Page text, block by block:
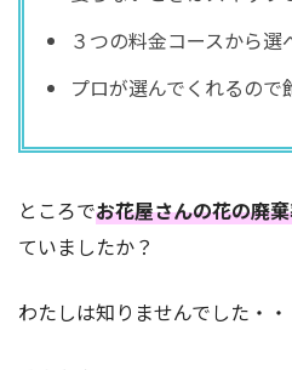
３つの料金コースから選
プロが選んでくれるので
ところでお花屋さんの花の廃
ていましたか？
わたしは知りませんでした・・